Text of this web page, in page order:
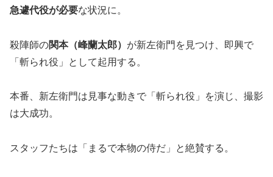
急遽代役が必要な状況に。
殺陣師の関本（峰蘭太郎） が新左衛門を見つけ、即興で
「斬られ役」として起用する。
本番、新左衛門は見事な動きで「斬られ役」を演じ、撮影
は大成功。
スタッフたちは「まるで本物の侍だ」と絶賛する。